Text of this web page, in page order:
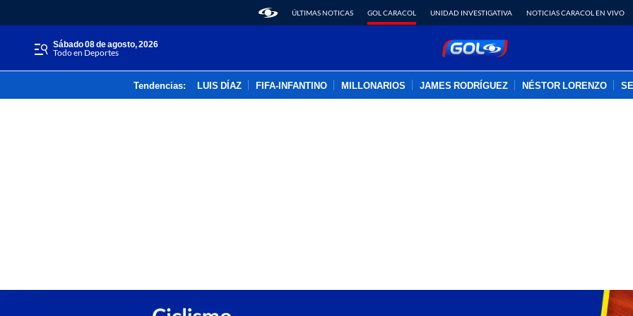
ÚLTIMAS NOTICAS GOL CARACOL UNIDAD INVESTIGATIVA NOTICIAS CARACOL EN VIVO
sábado 08 de agosto, 2026
Todo en Deportes
Tendencias: LUIS DÍAZ FIFA-INFANTINO MILLONARIOS JAMES RODRÍGUEZ NÉSTOR LORENZO